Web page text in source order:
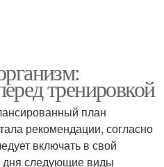
тренировкой
план
рекомендации, согласно
включать в свой
дня следующие виды